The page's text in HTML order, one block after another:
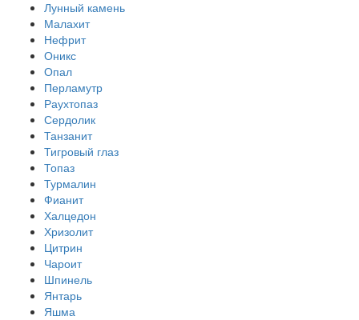
Лунный камень
Малахит
Нефрит
Оникс
Опал
Перламутр
Раухтопаз
Сердолик
Танзанит
Тигровый глаз
Топаз
Турмалин
Фианит
Халцедон
Хризолит
Цитрин
Чароит
Шпинель
Янтарь
Яшма